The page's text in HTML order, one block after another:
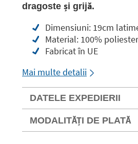
dragoste și grijă.
Dimensiuni: 19cm
Material: 100% poliester
Fabricat în UE
Mai multe detalii
DATELE EXPEDIERII
MODALITĂȚI DE PLATĂ